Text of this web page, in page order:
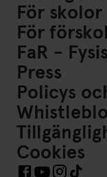
För skolor
För
FaR -
Press
Policys
Cookies